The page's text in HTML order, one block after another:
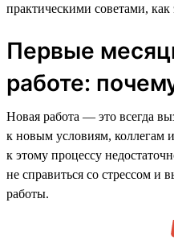
практическими советами, как
Первые
работе:
Новая работа — это всегда
к новым условиям, коллегам
к этому процессу
не справиться со стрессом и
работы.